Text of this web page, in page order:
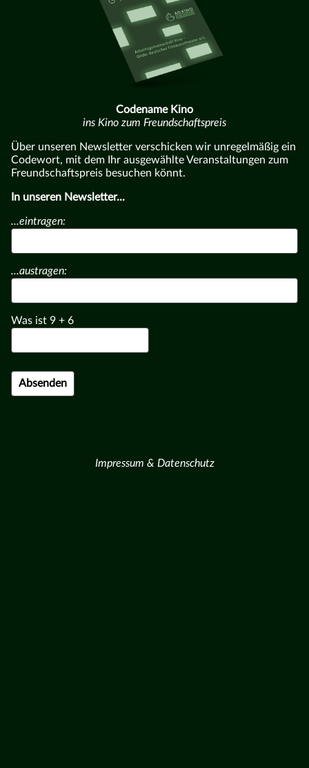
Codename Kino
ins Kino zum Freundschaftspreis
Über unseren Newsletter verschicken wir unregelmäßig ein
Codewort, mit dem Ihr ausgewählte Veranstaltungen zum
Freundschaftspreis besuchen könnt.
In unseren Newsletter...
...eintragen:
...austragen:
Was ist 9 + 6
Impressum & Datenschutz